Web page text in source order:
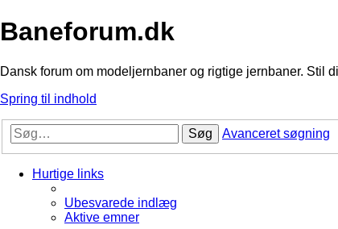
Baneforum.dk
Dansk forum om modeljernbaner og rigtige jernbaner. Stil
Spring til indhold
Søg Avanceret søgning
Hurtige links
Ubesvarede indlæg
Aktive emner